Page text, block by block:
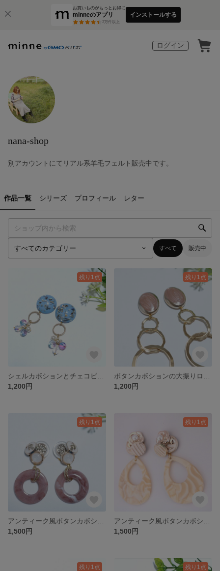
お買いものがもっとお得に
minneのアプリ
3万件以上
インストールする
ログイン
nana-shop
別アカウントにてリアル系羊毛フェルト販売中です。
作品一覧 シリーズ プロフィール レター
すべて 販売中
残り1点
1,200円
残り1点
1,200円
残り1点
1,500円
残り1点
1,500円
残り1点 残り1点